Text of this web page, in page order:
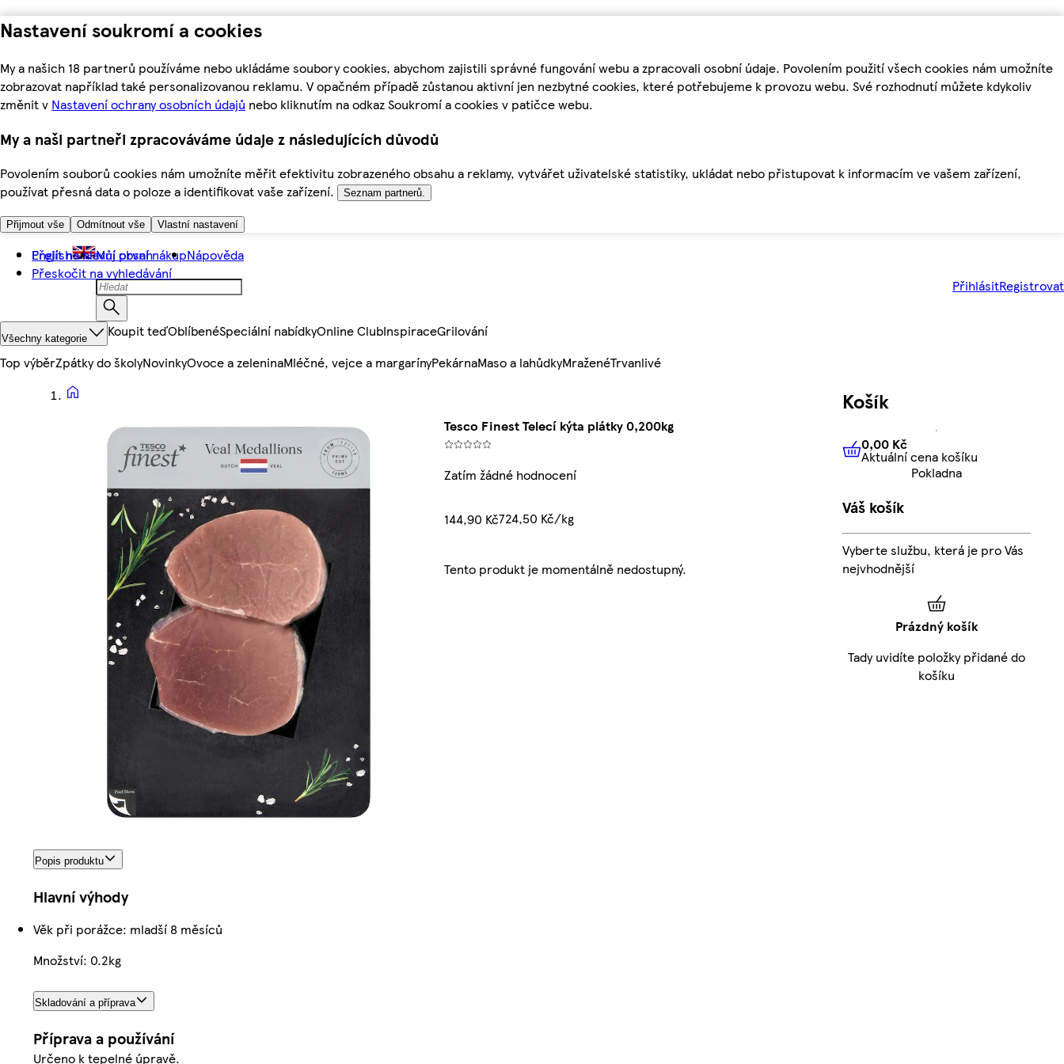
Nastavení soukromí a cookies
My a našich 18 partnerů používáme nebo ukládáme soubory cookies, abychom zajistili správné fungování webu a zpracovali osobní údaje. Povolením použití všech cookies nám umožníte
zobrazovat například také personalizovanou reklamu. V opačném případě zůstanou aktivní jen nezbytné cookies, které potřebujeme k provozu webu. Své rozhodnutí můžete kdykoliv
změnit v Nastavení ochrany osobních údajů nebo kliknutím na odkaz Soukromí a cookies v patičce webu.
My a naši partneři zpracováváme údaje z následujících důvodů
Povolením souborů cookies nám umožníte měřit efektivitu zobrazeného obsahu a reklamy, vytvářet uživatelské statistiky, ukládat nebo přistupovat k informacím ve vašem zařízení,
používat přesná data o poloze a identifikovat vaše zařízení.
Seznam partnerů.
Přijmout vše Odmítnout vše Vlastní nastavení
Přejít na hlavní obsah
Přeskočit na vyhledávání
English Můj první nákupNápověda
PřihlásitRegistrovat
Všechny kategorie Koupit teďOblíbenéSpeciální nabídkyOnline ClubInspiraceGrilování
Top výběrZpátky do školyNovinkyOvoce a zeleninaMléčné, vejce a margarínyPekárnaMaso a lahůdkyMraženéTrvanlivé
Tesco Finest Telecí kýta plátky 0,200kg
Zatím žádné hodnocení
144,90 Kč724,50 Kč/kg
Tento produkt je momentálně nedostupný.
Popis produktu
Hlavní výhody
Věk při porážce: mladší 8 měsíců
Množství: 0.2kg
Skladování a příprava
Příprava a používání
Určeno k tepelné úpravě.
Košík
0,00 KčAktuální cena košíku
0,00 Kč
Aktuální cena košíku
Pokladna
Váš košík
Vyberte službu, která je pro Vás
nejvhodnější
Prázdný košík
Tady uvidíte položky přidané do
košíku